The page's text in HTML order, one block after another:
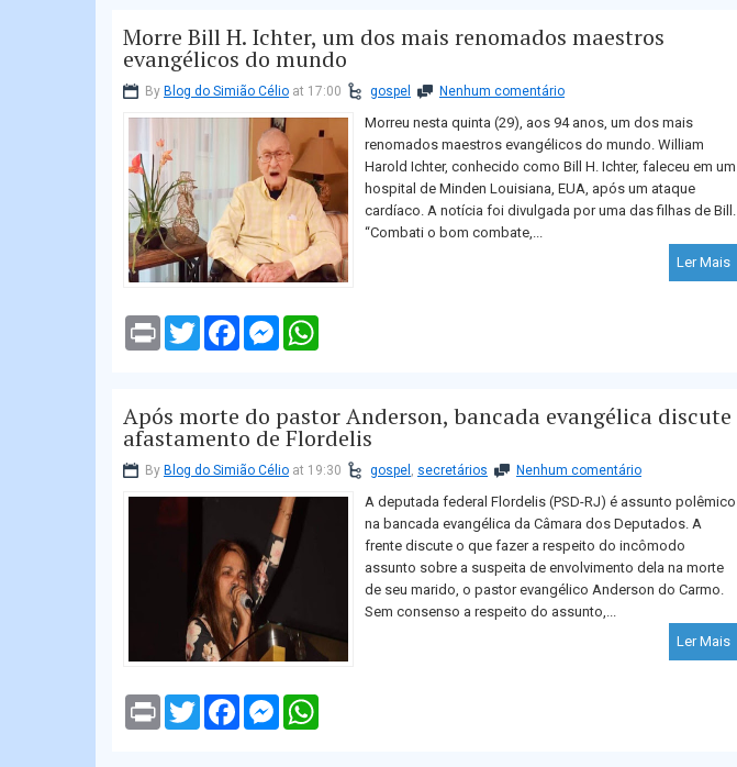
e
r
o
o
k
n
g
e
r
A
p
p
Morre Bill H. Ichter, um dos mais renomados maestros
evangélicos do mundo
By Blog do Simião Célio at 17:00 gospel Nenhum comentário
Morreu nesta quinta (29), aos 94 anos, um dos mais
renomados maestros evangélicos do mundo. William
Harold Ichter, conhecido como Bill H. Ichter, faleceu em um
hospital de Minden Louisiana, EUA, após um ataque
cardíaco. A notícia foi divulgada por uma das filhas de Bill.
“Combati o bom combate,...
Ler Mais
P
T
w
e
r
F
o
o
k
M
n
g
e
r
A
p
p
Após morte do pastor Anderson, bancada evangélica discute
afastamento de Flordelis
By Blog do Simião Célio at 19:30 gospel , secretários Nenhum comentário
A deputada federal Flordelis (PSD-RJ) é assunto polêmico
na bancada evangélica da Câmara dos Deputados. A
frente discute o que fazer a respeito do incômodo
assunto sobre a suspeita de envolvimento dela na morte
de seu marido, o pastor evangélico Anderson do Carmo.
Sem consenso a respeito do assunto,...
Ler Mais
P
T
w
F
M